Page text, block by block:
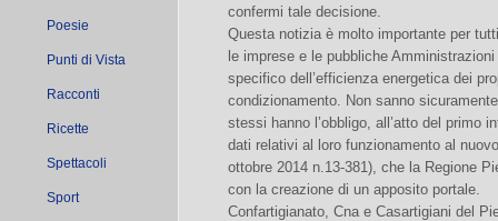
Poesie
Punti di Vista
Racconti
Ricette
Spettacoli
Sport
confermi tale decisione.
Questa notizia è molto importante per
le imprese e le pubbliche
specifico dell’efficienza energetica dei
condizionamento. Non sanno
stessi hanno l’obbligo, all’atto del primo
dati relativi al loro funzionamento al
ottobre 2014 n.13-381), che la Regione
con la creazione di un apposito portale.
Confartigianato, Cna e Casartigiani del